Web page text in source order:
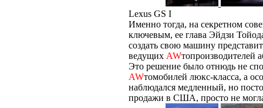
Lexus GS I
Именно тогда, на секретном
ключевым, ее глава Эйдзи
создать свою машину
ведущих AWтопроизводителей
Это решение было отнюдь не
AWтомобилей люкс-класса, а
наблюдался медленный, но
продажи в США, просто не могла